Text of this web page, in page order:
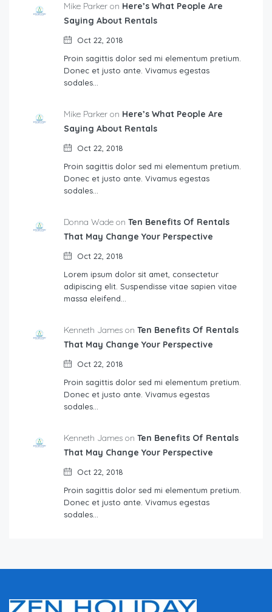
Mike Parker on Here’s What People Are
Saying About Rentals
Oct 22, 2018
Proin sagittis dolor sed mi elementum pretium.
Donec et justo ante. Vivamus egestas
sodales…
Mike Parker on Here’s What People Are
Saying About Rentals
Oct 22, 2018
Proin sagittis dolor sed mi elementum pretium.
Donec et justo ante. Vivamus egestas
sodales…
Donna Wade on Ten Benefits Of Rentals
That May Change Your Perspective
Oct 22, 2018
Lorem ipsum dolor sit amet, consectetur
adipiscing elit. Suspendisse vitae sapien vitae
massa eleifend…
Kenneth James on Ten Benefits Of Rentals
That May Change Your Perspective
Oct 22, 2018
Proin sagittis dolor sed mi elementum pretium.
Donec et justo ante. Vivamus egestas
sodales…
Kenneth James on Ten Benefits Of Rentals
That May Change Your Perspective
Oct 22, 2018
Proin sagittis dolor sed mi elementum pretium.
Donec et justo ante. Vivamus egestas
sodales…